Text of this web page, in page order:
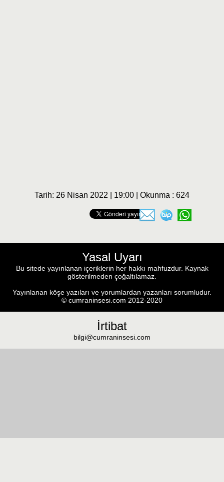
Tarih: 26 Nisan 2022 | 19:00 | Okunma : 624
Yasal Uyarı
Bu sitede yayınlanan içeriklerin her hakkı mahfuzdur. Kaynak
gösterilmeden çoğaltılamaz.
Yayınlanan köşe yazıları ve yorumlardan yazanları sorumludur.
© cumraninsesi.com 2012-2020
İrtibat
bilgi@cumraninsesi.com